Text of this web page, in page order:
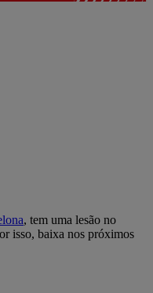
, tem uma lesão no
isso, baixa nos próximos